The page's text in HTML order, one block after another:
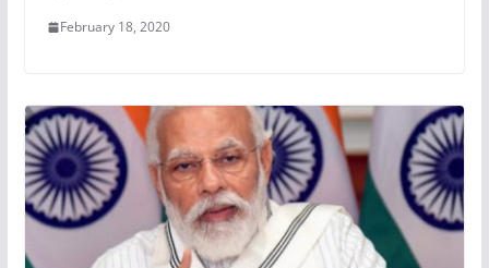
February 18, 2020